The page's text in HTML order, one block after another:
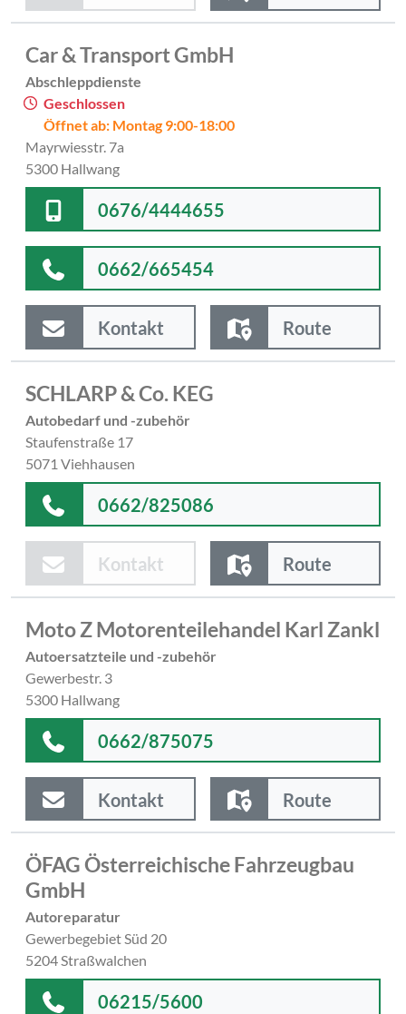
Car & Transport GmbH
Abschleppdienste
Geschlossen
Öffnet ab: Montag 9:00-18:00
Mayrwiesstr. 7a
5300 Hallwang
0676/4444655
0662/665454
Kontakt Route
SCHLARP & Co. KEG
Autobedarf und -zubehör
Staufenstraße 17
5071 Viehhausen
0662/825086
Kontakt Route
Moto Z Motorenteilehandel Karl Zankl
Autoersatzteile und -zubehör
Gewerbestr. 3
5300 Hallwang
0662/875075
Kontakt Route
ÖFAG Österreichische Fahrzeugbau
GmbH
Autoreparatur
Gewerbegebiet Süd 20
5204 Straßwalchen
06215/5600